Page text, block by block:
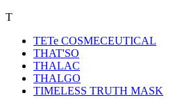
T
TETe COSMECEUTICAL
THAT'SO
THALAC
THALGO
TIMELESS TRUTH MASK